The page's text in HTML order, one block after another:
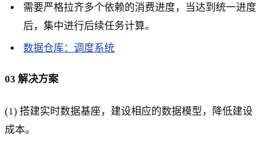
需要严格拉齐多个依赖的消费进度，当达到统一进度
后，集中进行后续任务计算。
数据仓库：调度系统
03 解决方案
(1) 搭建实时数据基座，建设相应的数据模型，降低建设
成本。